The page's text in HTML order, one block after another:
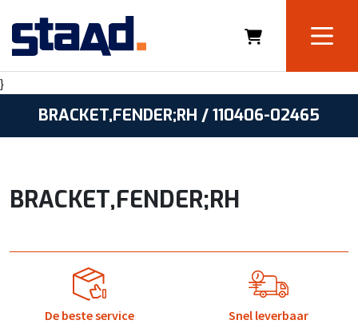
}
BRACKET,FENDER;RH / 110406-02465
BRACKET,FENDER;RH
De beste service Snel leverbaar